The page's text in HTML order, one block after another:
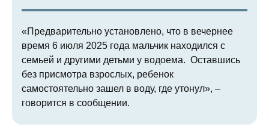
«Предварительно установлено, что в вечернее
время 6 июля 2025 года мальчик находился с
семьей и другими детьми у водоема. Оставшись
без присмотра взрослых, ребенок
самостоятельно зашел в воду, где утонул», –
говорится в сообщении.